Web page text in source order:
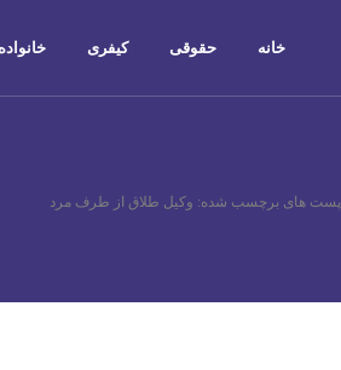
خانه حقوقی کیفری خانواده
پست های برچسب شده: وکیل طلاق از طرف مرد